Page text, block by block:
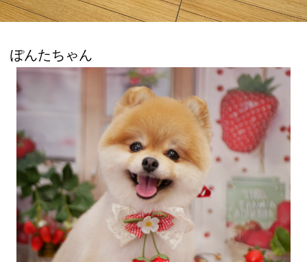
ぽんたちゃん